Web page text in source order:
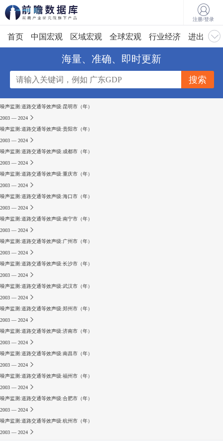
注册/登录
首页 中国宏观 区域宏观 全球宏观 行业经济 进出口
海量、准确、即时更新
噪声监测:道路交通等效声级:昆明市（年）
2003 — 2024
噪声监测:道路交通等效声级:贵阳市（年）
2003 — 2024
噪声监测:道路交通等效声级:成都市（年）
2003 — 2024
噪声监测:道路交通等效声级:重庆市（年）
2003 — 2024
噪声监测:道路交通等效声级:海口市（年）
2003 — 2024
噪声监测:道路交通等效声级:南宁市（年）
2003 — 2024
噪声监测:道路交通等效声级:广州市（年）
2003 — 2024
噪声监测:道路交通等效声级:长沙市（年）
2003 — 2024
噪声监测:道路交通等效声级:武汉市（年）
2003 — 2024
噪声监测:道路交通等效声级:郑州市（年）
2003 — 2024
噪声监测:道路交通等效声级:济南市（年）
2003 — 2024
噪声监测:道路交通等效声级:南昌市（年）
2003 — 2024
噪声监测:道路交通等效声级:福州市（年）
2003 — 2024
噪声监测:道路交通等效声级:合肥市（年）
2003 — 2024
噪声监测:道路交通等效声级:杭州市（年）
2003 — 2024